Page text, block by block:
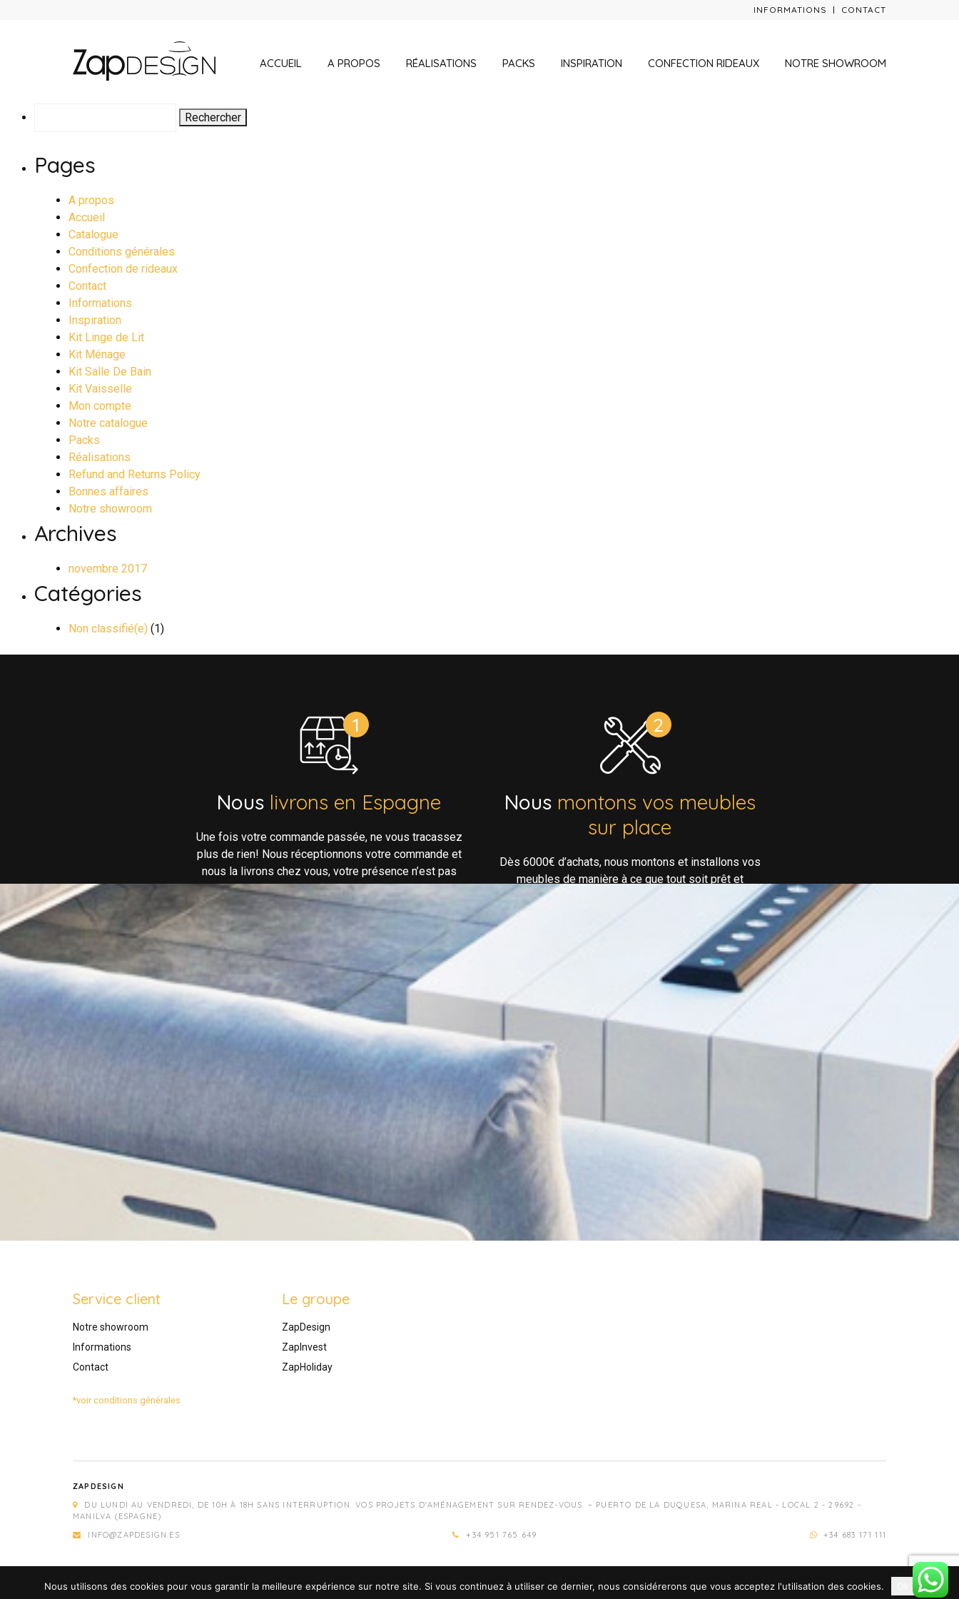
INFORMATIONS CONTACT
ACCUEIL A PROPOS RÉALISATIONS PACKS INSPIRATION CONFECTION RIDEAUX NOTRE SHOWROOM
Pages
A propos
Accueil
Catalogue
Conditions générales
Confection de rideaux
Contact
Informations
Inspiration
Kit Linge de Lit
Kit Ménage
Kit Salle De Bain
Kit Vaisselle
Mon compte
Notre catalogue
Packs
Réalisations
Refund and Returns Policy
Bonnes affaires
Notre showroom
Archives
novembre 2017
Catégories
Non classifié(e) (1)
Nous livrons en Espagne
Une fois votre commande passée, ne vous tracassez
plus de rien! Nous réceptionnons votre commande et
nous la livrons chez vous, votre présence n’est pas
nécessaire!
Nous montons vos meubles
sur place
Dès 6000€ d’achats, nous montons et installons vos
meubles de manière à ce que tout soit prêt et
confortable lorsque vous arrivez ou louez votre bien.
Service client
Notre showroom
Informations
Contact
Le groupe
ZapDesign
ZapInvest
ZapHoliday
*voir conditions générales
ZAPDESIGN
DU LUNDI AU VENDREDI, DE 10H À 18H SANS INTERRUPTION. VOS PROJETS D'AMÉNAGEMENT SUR RENDEZ-VOUS. – PUERTO DE LA DUQUESA, MARINA REAL - LOCAL 2 - 29692 -
MANILVA (ESPAGNE)
INFO@ZAPDESIGN.ES
+34 951 765 649 +34 683 171 111
Nous utilisons des cookies pour vous garantir la meilleure expérience sur notre site. Si vous continuez à utiliser ce dernier, nous considérerons que vous acceptez l'utilisation des cookies.